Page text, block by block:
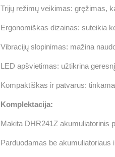
Trijų režimų veikimas: gręžimas,
Ergonomiškas dizainas: suteikia
Vibracijų slopinimas: mažina
LED apšvietimas: užtikrina
Kompaktiškas ir patvarus:
Komplektacija:
Makita DHR241Z akumuliatorinis
Parduodamas be